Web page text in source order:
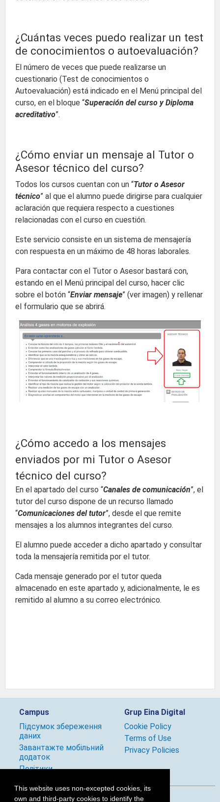
This website uses non-excepted cookies, its
own and third-party cookies to identify the
¿Cuántas veces puedo realizar un test
de conocimientos o autoevaluación?
El número de veces que puede realizarse un
cuestionario (Test de conocimientos o
Autoevaluación) está indicado en el Menú principal del
curso, en el bloque “Superación del curso y Diploma
acreditativo”.
¿Cómo enviar un mensaje al Tutor o
Asesor técnico del curso?
Todos los cursos cuentan con un “Tutor o Asesor
técnico” al que el alumno puede dirigirse para cualquier
aclaración que requiera respecto a cuestiones
relacionadas con el curso en cuestión.
Este servicio consiste en un sistema de mensajería
con respuesta en un máximo de 48 horas laborales.
Para contactar con el Tutor o Asesor bastará con,
estando en el Menú principal del curso, hacer clic
sobre el botón “Enviar mensaje” (ver imagen) y rellenar
el formulario que se abrirá.
¿Cómo accedo a los mensajes
enviados por mi Tutor o Asesor
técnico del curso?
En el apartado del curso “Canales de comunicación”, el
tutor del curso dispone de un recurso llamado
“Comunicaciones del tutor”, desde el que remite
mensajes a los alumnos integrantes del curso.
El alumno puede acceder a dicho apartado y consultar
toda la mensajería remitida por el tutor.
Cada mensaje generado por el tutor queda
almacenado en este apartado y, adicionalmente, le es
remitido al alumno a su correo electrónico.
Campus
Підсумок збереження
даних
Завантажте мобільний
додаток
Політики
Grup Eina Digital
Cookie Policy
Terms of Use
Privacy Policies